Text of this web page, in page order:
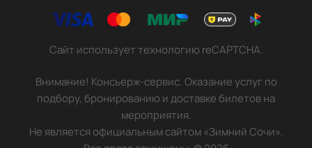
Сайт использует технологию reCAPTCHA.
Внимание! Консьерж-сервис. Оказание услуг по
подбору, бронированию и доставке билетов на
мероприятия.
Не является официальным сайтом «Зимний Сочи».